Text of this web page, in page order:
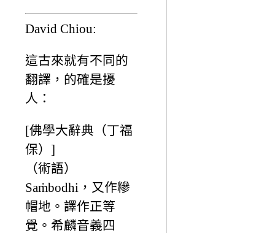
David Chiou:
這古來就有不同的
翻譯，的確是擾
人：
[佛學大辭典（丁福
保）]
（術語）
Saṁbodhi，又作糝
帽地。譯作正等
覺。希麟音義四